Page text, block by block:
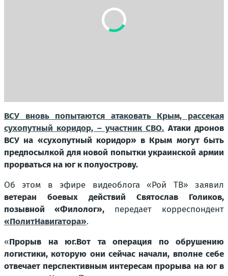
ВСУ вновь попытаются атаковать Крым, рассекая
сухопутный коридор, – участник СВО. Атаки дронов
ВСУ на «сухопутный коридор» в Крым могут быть
предпосылкой для новой попытки украинской армии
прорваться на юг к полуострову.
Об этом в эфире видеоблога «Рой ТВ» заявил
ветеран боевых действий Святослав Голиков,
позывной «Филолог», передает корреспондент
«ПолитНавигатора».
«Прорыв на юг.Вот та операция по обрушению
логистики, которую они сейчас начали, вполне себе
отвечает перспективным интересам прорыва на юг в